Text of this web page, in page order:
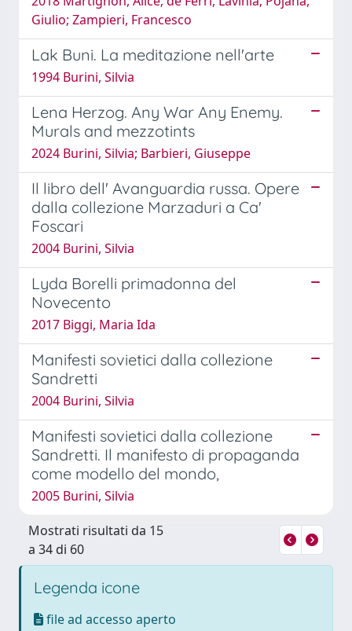
Giulio; Zampieri, Francesco
Lak Buni. La meditazione nell'arte
1994 Burini, Silvia
Lena Herzog. Any War Any Enemy.
Murals and mezzotints
2024 Burini, Silvia; Barbieri, Giuseppe
Il libro dell' Avanguardia russa. Opere
dalla collezione Marzaduri a Ca'
Foscari
2004 Burini, Silvia
Lyda Borelli primadonna del
Novecento
2017 Biggi, Maria Ida
Manifesti sovietici dalla collezione
Sandretti
2004 Burini, Silvia
Manifesti sovietici dalla collezione
Sandretti. Il manifesto di propaganda
come modello del mondo,
2005 Burini, Silvia
Mostrati risultati da 15
a 34 di 60
Legenda icone
file ad accesso aperto